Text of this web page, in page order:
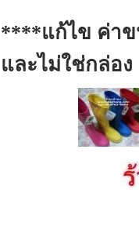
( ออมท
****แก้ไข ค่าข
และไม่ใช่กล่อง